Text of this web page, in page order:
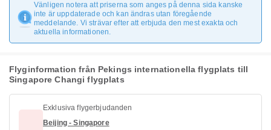
Vänligen notera att priserna som anges på denna sida kanske
inte är uppdaterade och kan ändras utan föregående
meddelande. Vi strävar efter att erbjuda den mest exakta och
aktuella informationen.
Flyginformation från Pekings internationella flygplats till
Singapore Changi flygplats
Exklusiva flygerbjudanden
Beijing - Singapore